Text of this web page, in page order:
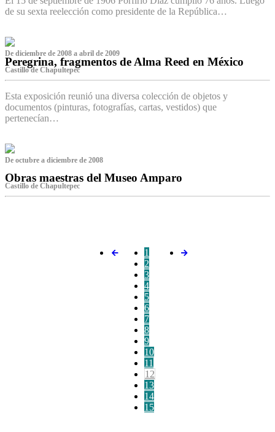
de su sexta reelección como presidente de la República…
De diciembre de 2008 a abril de 2009
Peregrina, fragmentos de Alma Reed en México
Castillo de Chapultepec
Esta exposición reunió una diversa colección de objetos y
documentos (pinturas, fotografías, cartas, vestidos) que
pertenecían…
De octubre a diciembre de 2008
Obras maestras del Museo Amparo
Castillo de Chapultepec
1
2
3
4
5
6
7
8
9
10
11
12
13
14
15